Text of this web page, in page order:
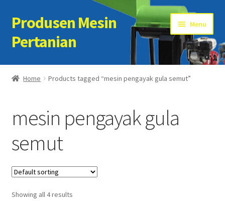
Skip
to
navigation
Skip
to
content
Produsen Mesin
Pertanian
Menu
Home
Cart
Checkout
Kontak Kami
My account
Home Products tagged “mesin pengayak gula semut”
mesin pengayak gula
semut
Showing all 4 results